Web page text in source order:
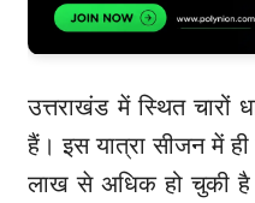
उत्तराखंड में स्थित चारों
हैं। इस यात्रा सीजन में
लाख से अधिक हो चुकी